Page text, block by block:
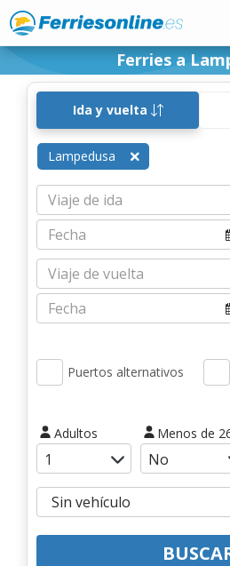
Ferries a
Ida y vuelta
Lampedusa
Puertos alternativos
Adultos Menos de